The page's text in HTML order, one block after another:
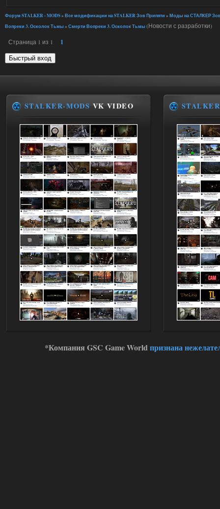
Форум STALKER - MODS» Все модификации на STALKER Зов Припяти » Моды на СТАЛКЕР
Вопреки 3. Осколок Тьмы » Смерти Вопреки 3. Осколок Тьмы (Новости с разработки)
Страница 1 из 1 1
STALKER-MODS VK VIDEO
*Компания GSC Game Worldпризнана